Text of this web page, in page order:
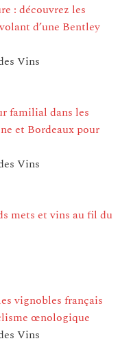
: découvrez les
d’une Bentley
Vins
familial dans les
et Bordeaux pour
Vins
mets et vins au fil du
vignobles français
œnologique
Vins